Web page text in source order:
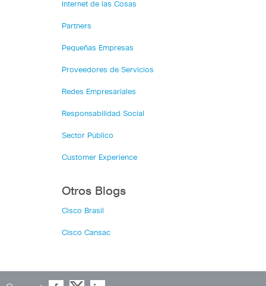
Internet de las Cosas
Partners
Pequeñas Empresas
Proveedores de Servicios
Redes Empresariales
Responsabilidad Social
Sector Público
Customer Experience
Otros Blogs
Cisco Brasil
Cisco Cansac